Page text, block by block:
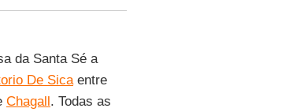
da Santa Sé a
De Sicaentre
Chagall. Todas as